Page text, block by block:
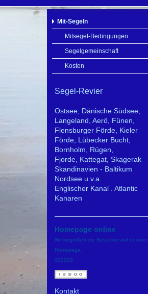
Mit-Segeln
Mitsegel-Bedingungen
Segelgemeinschaft
Kosten
Segel-Revier
Ostsee, Dänische Südsee,
Langeland, Aerö, Fünen,
Flensburger Förde , Kieler
Förde, Lübecker Bucht,
Bornholm, Rügen,
Fjorde, Kattegat, Skagerak
Skandinavien - Baltikum
Nordsee u.v.a.
Englischer Kanal . Atlantic
Kanaren
Homepage online
Wir begrüßen die Besucher auf unserer
Homepage.
100000
Kontakt